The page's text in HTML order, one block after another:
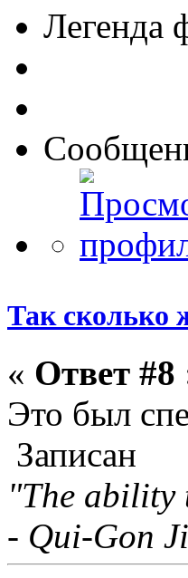
Легенда
Так сколько
« Ответ #8
Это был
Записан
"The ability
- Qui-Gon